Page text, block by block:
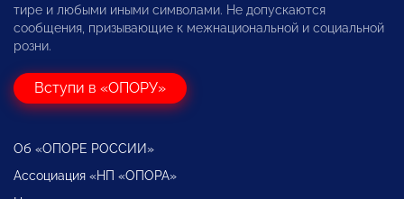
тире и любыми иными символами. Не допускаются
сообщения, призывающие к межнациональной и социальной
розни.
Вступи в «ОПОРУ»
Об «ОПОРЕ РОССИИ»
Ассоциация «НП «ОПОРА»